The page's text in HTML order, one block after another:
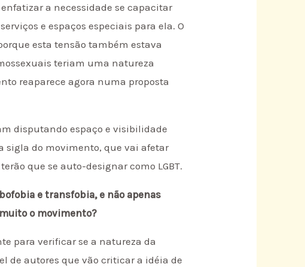
a necessidade se capacitar
e espaços especiais para ela. O
esta tensão também estava
teriam uma natureza
reaparece agora numa proposta
disputando espaço e visibilidade
sigla do movimento, que vai afetar
que se auto-designar como LGBT.
e transfobia, e não apenas
o movimento?
para verificar se a natureza da
de autores que vão criticar a idéia de